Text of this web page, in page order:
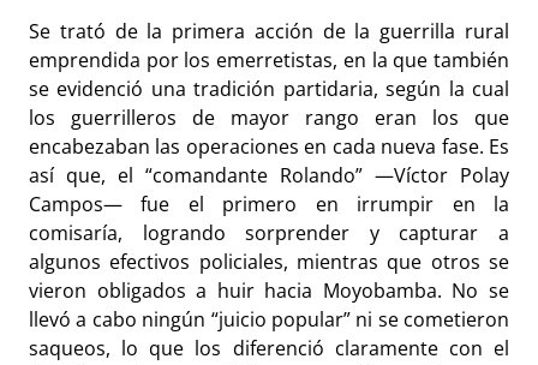
Se trató de la primera acción de la guerrilla rural
emprendida por los emerretistas, en la que también
se evidenció una tradición partidaria, según la cual
los guerrilleros de mayor rango eran los que
encabezaban las operaciones en cada nueva fase. Es
así que, el “comandante Rolando” —Víctor Polay
Campos— fue el primero en irrumpir en la
comisaría, logrando sorprender y capturar a
algunos efectivos policiales, mientras que otros se
vieron obligados a huir hacia Moyobamba. No se
llevó a cabo ningún “juicio popular” ni se cometieron
saqueos, lo que los diferenció claramente con el